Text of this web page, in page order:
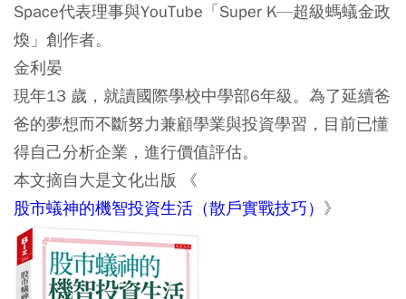
Space代表理事與YouTube「Super K—超級螞蟻金政
煥」創作者。
金利晏
現年13 歲，就讀國際學校中學部6年級。為了延續爸
爸的夢想而不斷努力兼顧學業與投資學習，目前已懂
得自己分析企業，進行價值評估。
本文摘自大是文化出版 《
股市蟻神的機智投資生活（散戶實戰技巧） 》